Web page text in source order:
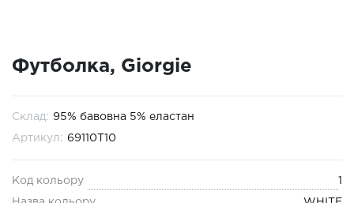
Футболка, Giorgie
Склад: 95% бавовна 5% еластан
Артикул: 69110T10
Код кольору 1